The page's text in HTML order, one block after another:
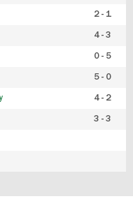
2 - 1
4 - 3
0 - 5
5 - 0
4 - 2
3 - 3